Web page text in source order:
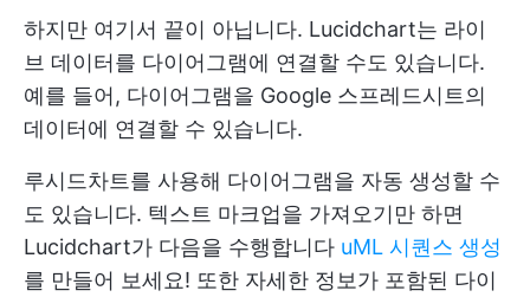
하지만 여기서 끝이 아닙니다. Lucidchart는 라이
브 데이터를 다이어그램에 연결할 수도 있습니다.
예를 들어, 다이어그램을 Google 스프레드시트의
데이터에 연결할 수 있습니다.
루시드차트를 사용해 다이어그램을 자동 생성할 수
도 있습니다. 텍스트 마크업을 가져오기만 하면
Lucidchart가 다음을 수행합니다 uML 시퀀스 생성
를 만들어 보세요! 또한 자세한 정보가 포함된 다이